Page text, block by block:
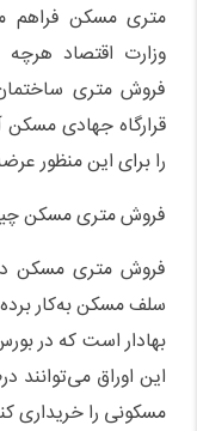
متری مسکن فراهم
وزارت اقتصاد
فروش متری
قرارگاه جهادی مسکن
را برای این منظور
فروش متری مسکن
فروش متری مسکن
سلف مسکن به‌کار
بهادار است که در
این اوراق می‌توانند
مسکونی را خریداری